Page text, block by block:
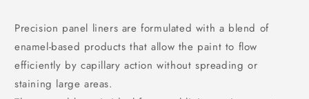
Precision panel liners are formulated with a blend of
enamel-based products that allow the paint to flow
efficiently by capillary action without spreading or
staining large areas.